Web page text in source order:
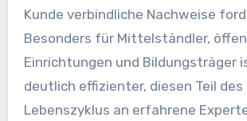
Kunde verbindliche Nachweise
Besonders für Mittelständler,
Einrichtungen und Bildungsträger
deutlich effizienter, diesen Teil des
Lebenszyklus an erfahrene